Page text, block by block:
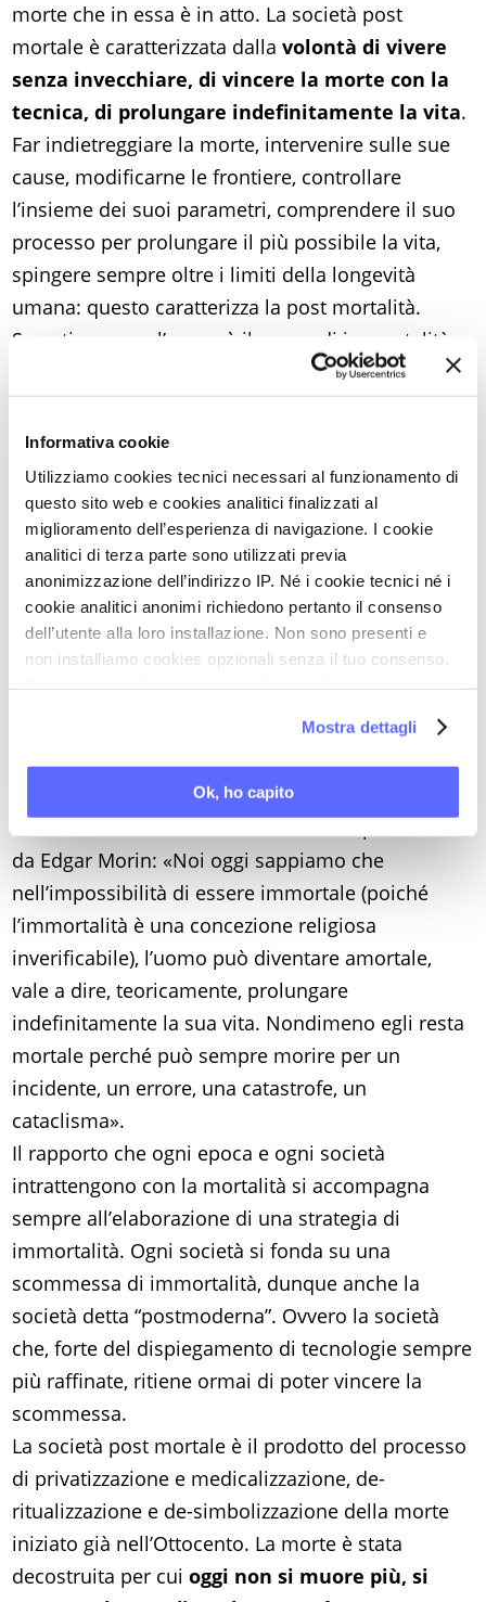
Informativa cookie
Utilizziamo cookies tecnici necessari al funzionamento di
questo sito web e cookies analitici finalizzati al
miglioramento dell’esperienza di navigazione. I cookie
analitici di terza parte sono utilizzati previa
anonimizzazione dell’indirizzo IP. Né i cookie tecnici né i
cookie analitici anonimi richiedono pertanto il consenso
dell’utente alla loro installazione. Non sono presenti e
non installiamo cookies opzionali senza il tuo consenso.
Mostra dettagli
Ok, ho capito
morte che in essa è in atto. La società post
mortale è caratterizzata dallavolontà di vivere
senza invecchiare, di vincere la morte con la
tecnica, di prolungare indefinitamente la vita.
Far indietreggiare la morte, intervenire sulle sue
cause, modificarne le frontiere, controllare
l’insieme dei suoi parametri, comprendere il suo
processo per prolungare il più possibile la vita,
spingere sempre oltre i limiti della longevità
umana: questo caratterizza la post mortalità.
Se antico come l’uomo è il sogno di immortalità,
società post mortale osa un passo
sconosciuto alle altre epoche storiche: essa
afferma, contando sull’impressionante forza di
persuasione propria delle scoperte e delle
innovazioni tecnoscientifiche applicate all’ambito
biomedico, la realizzabilità di tale sogno, il
passaggio del sogno allo stato di realtà, la sua
dislocazione dai cieli alla terra, dagli dei agli
umani, dal domani escatologico dell’aldilà all’oggi
del qui e ora. Nel post mortale emerge una
speranza non più religiosa, ma scientifica e
. Alla promessa di una immortalità
dell’anima, si sostituisce quella di una relativa
amortalità del corpo.
da Edgar Morin: «Noi oggi sappiamo che
nell’impossibilità di essere immortale (poiché
l’immortalità è una concezione religiosa
inverificabile), l’uomo può diventare amortale,
vale a dire, teoricamente, prolungare
indefinitamente la sua vita. Nondimeno egli resta
mortale perché può sempre morire per un
incidente, un errore, una catastrofe, un
cataclisma».
Il rapporto che ogni epoca e ogni società
intrattengono con la mortalità si accompagna
sempre all’elaborazione di una strategia di
immortalità. Ogni società si fonda su una
scommessa di immortalità, dunque anche la
società detta “postmoderna”. Ovvero la società
che, forte del dispiegamento di tecnologie sempre
più raffinate, ritiene ormai di poter vincere la
scommessa.
La società post mortale è il prodotto del processo
di privatizzazione e medicalizzazione, de-
ritualizzazione e de-simbolizzazione della morte
iniziato già nell’Ottocento. La morte è stata
decostruita per cuioggi non si muore più, si